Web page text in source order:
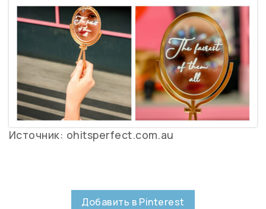
Источник: ohitsperfect.com.au
Добавить в Pinterest